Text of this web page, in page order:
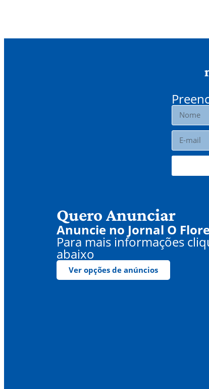
Quero Anunciar
Anuncie no Jornal O
Para mais informações
abaixo
Ver opções de anúncios